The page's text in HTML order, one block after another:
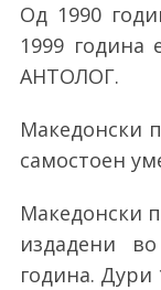
Од 1990
1999 година
АНТОЛОГ.
Македонски
самостоен
Македонски
издадени
година. Дури